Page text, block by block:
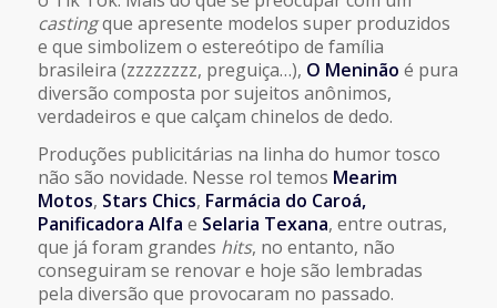
castingque apresente modelos super produzidos
e que simbolizem o estereótipo de família
brasileira (zzzzzzzz, preguiça…), O Meninão é pura
diversão composta por sujeitos anônimos,
verdadeiros e que calçam chinelos de dedo.
Produções publicitárias na linha do humor tosco
não são novidade. Nesse rol temos Mearim
Motos, Stars Chics, Farmácia do Caroá,
Panificadora Alfa e Selaria Texana, entre outras,
que já foram grandes hits, no entanto, não
conseguiram se renovar e hoje são lembradas
pela diversão que provocaram no passado.